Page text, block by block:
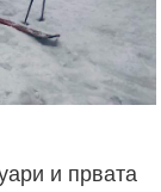
и првата